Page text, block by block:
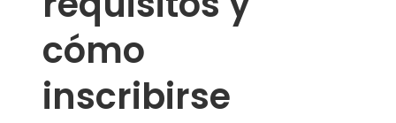
cómo
inscribirse